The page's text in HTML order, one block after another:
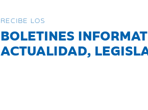
RECIBE LOS
BOLETINES
ACTUALIDAD,